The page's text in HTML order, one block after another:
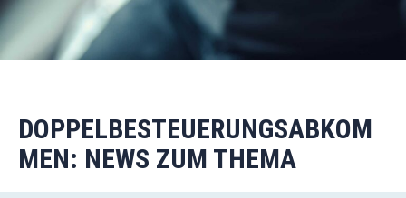
DOPPELBESTEUERUNGSABKOM
MEN: NEWS ZUM THEMA